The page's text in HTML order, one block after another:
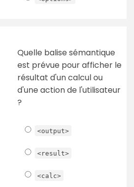
Quelle balise sémantique
est prévue pour afficher le
résultat d'un calcul ou
d'une action de l'utilisateur
?
<output>
<result>
<calc>